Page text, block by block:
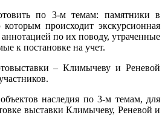
по 3-м темам: памятники в
происходит экскурсионная
аннотацией по их поводу, утраченные
к постановке на учет.
– Климычеву и Реневой
наследия по 3-м темам, для
выставки Климычеву, Реневой и